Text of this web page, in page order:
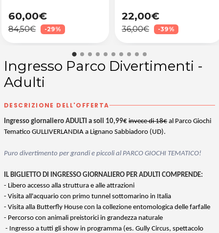
60,00€
84,50€ -29%
22,00€
36,00€ -39%
Ingresso Parco Divertimenti -
Adulti
DESCRIZIONE DELL'OFFERTA
Ingresso giornaliero ADULTI a soli 10,99€ invece di 18€ al Parco Giochi
Tematico GULLIVERLANDIA a Lignano Sabbiadoro (UD).
Puro divertimento per grandi e piccoli al PARCO GIOCHI TEMATICO!
IL BIGLIETTO DI INGRESSO GIORNALIERO PER ADULTI COMPRENDE:
- Libero accesso alla struttura e alle attrazioni
- Visita all'acquario con primo tunnel sottomarino in Italia
- Visita alla Butterfly House con la collezione entomologica delle farfalle
- Percorso con animali preistorici in grandezza naturale
- Ingresso a tutti gli show in programma (es. Gully Circus, spettacolo